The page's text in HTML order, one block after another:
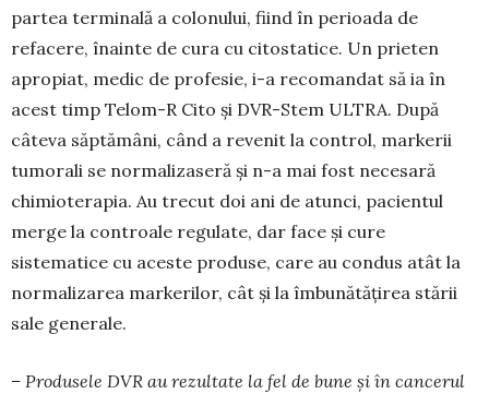
partea terminală a colonului, fiind în pe­rioada de
refacere, înainte de cura cu citostatice. Un prieten
apropiat, medic de profesie, i-a reco­man­dat să ia în
acest timp Telom-R Cito și DVR-Stem ULTRA. După
câteva săptămâni, când a re­venit la control, markerii
tumorali se normalizaseră și n-a mai fost necesară
chimioterapia. Au trecut doi ani de atunci, pacientul
merge la controale re­gulate, dar face și cure
sistematice cu aceste pro­duse, care au condus atât la
normalizarea marke­rilor, cât și la îmbunătățirea stării
sale generale.
– Produsele DVR au rezultate la fel de bune și în cancerul